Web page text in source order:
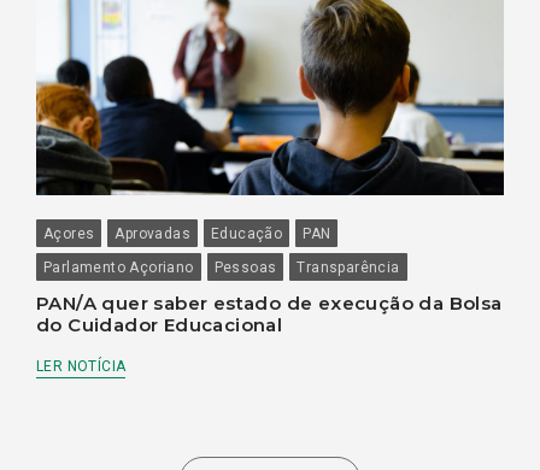
Açores Aprovadas Educação
PAN
Parlamento Açoriano
Pessoas Transparência
PAN/A quer saber estado de execução da Bolsa
do Cuidador Educacional
LER NOTÍCIA